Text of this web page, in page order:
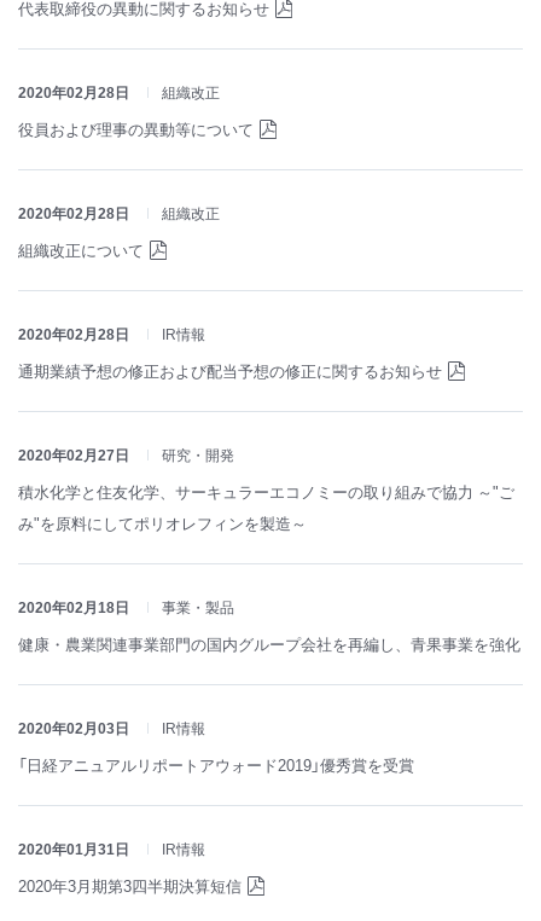
代表取締役の異動に関するお知らせ
2020年02月28日 組織改正
役員および理事の異動等について
2020年02月28日 組織改正
組織改正について
2020年02月28日 IR情報
通期業績予想の修正および配当予想の修正に関するお知らせ
2020年02月27日 研究・開発
積水化学と住友化学、サーキュラーエコノミーの取り組みで協力 ～"ご
み"を原料にしてポリオレフィンを製造～
2020年02月18日 事業・製品
健康・農業関連事業部門の国内グループ会社を再編し、青果事業を強化
2020年02月03日 IR情報
「日経アニュアルリポートアウォード2019」優秀賞を受賞
2020年01月31日 IR情報
2020年3月期第3四半期決算短信